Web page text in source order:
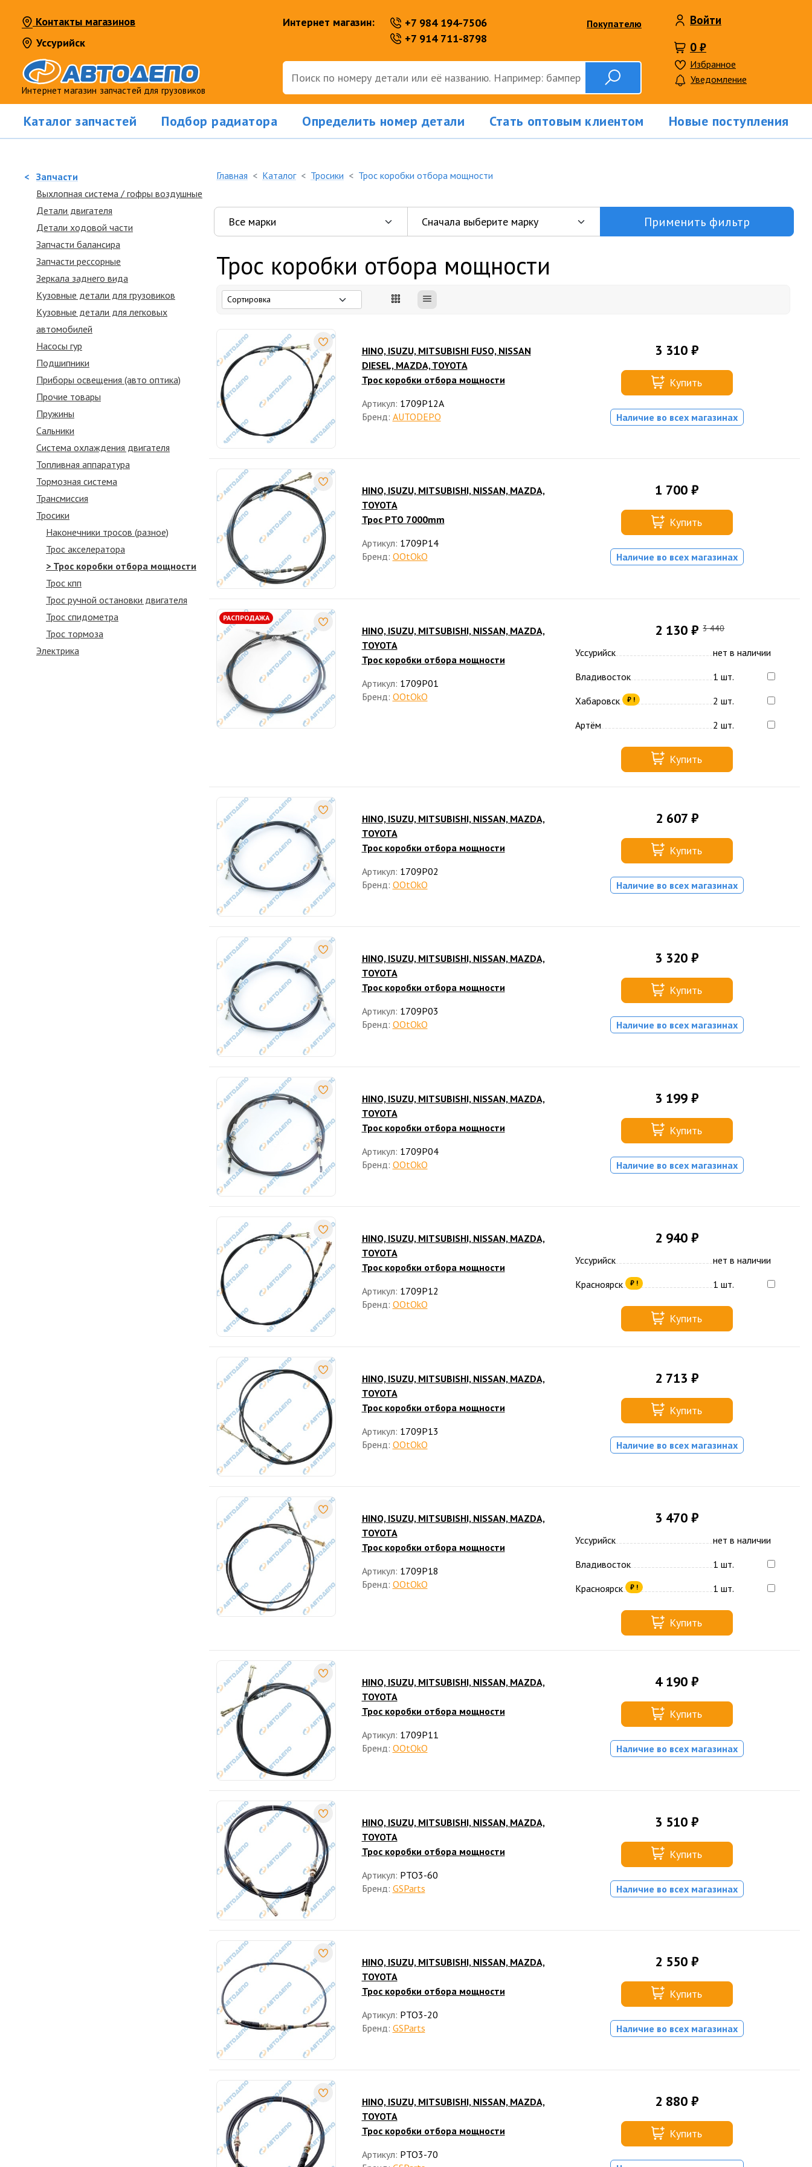
Контакты магазинов
Уссурийск
Интернет магазин запчастей для грузовиков
Интернет магазин:
+7 984 194-7506
+7 914 711-8798
Покупателю
Войти
0 ₽
Избранное
Уведомление
Каталог запчастей Подбор радиатора Определить номер детали Стать оптовым клиентом Новые поступления
< Запчасти
Выхлопная система / гофры воздушные
Детали двигателя
Детали ходовой части
Запчасти балансира
Запчасти рессорные
Зеркалa заднего вида
Кузовные детали для грузовиков
Кузовные детали для легковых
автомобилей
Насосы гур
Подшипники
Приборы освещения (авто оптика)
Прочие товары
Пружины
Сальники
Система охлаждения двигателя
Топливная аппаратура
Тормозная система
Трансмиссия
Тросики
Наконечники тросов (разное)
Трос акселератора
> Трос коробки отбора мощности
Трос кпп
Трос ручной остановки двигателя
Трос спидометра
Трос тормоза
Электрика
Главная Каталог Тросики Трос коробки отбора мощности
Применить фильтр
Трос коробки отбора мощности
HINO, ISUZU, MITSUBISHI FUSO, NISSAN
DIESEL, MAZDA, TOYOTA
Трос коробки отбора мощности
Артикул: 1709P12A
Бренд: AUTODEPO
3 310 ₽
Купить
Наличие во всех магазинах
HINO, ISUZU, MITSUBISHI, NISSAN, MAZDA,
TOYOTA
Трос PTO 7000mm
Артикул: 1709P14
Бренд: OOtOkO
1 700 ₽
Купить
Наличие во всех магазинах
РАСПРОДАЖА
HINO, ISUZU, MITSUBISHI, NISSAN, MAZDA,
TOYOTA
Трос коробки отбора мощности
Артикул: 1709P01
Бренд: OOtOkO
2 130 ₽ 3 440
Уссурийск
нет в наличии
Владивосток
1 шт.
Хабаровск
₽ !
2 шт.
Артём
2 шт.
Купить
HINO, ISUZU, MITSUBISHI, NISSAN, MAZDA,
TOYOTA
Трос коробки отбора мощности
Артикул: 1709P02
Бренд: OOtOkO
2 607 ₽
Купить
Наличие во всех магазинах
HINO, ISUZU, MITSUBISHI, NISSAN, MAZDA,
TOYOTA
Трос коробки отбора мощности
Артикул: 1709P03
Бренд: OOtOkO
3 320 ₽
Купить
Наличие во всех магазинах
HINO, ISUZU, MITSUBISHI, NISSAN, MAZDA,
TOYOTA
Трос коробки отбора мощности
Артикул: 1709P04
Бренд: OOtOkO
3 199 ₽
Купить
Наличие во всех магазинах
HINO, ISUZU, MITSUBISHI, NISSAN, MAZDA,
TOYOTA
Трос коробки отбора мощности
Артикул: 1709P12
Бренд: OOtOkO
2 940 ₽
Уссурийск
нет в наличии
Красноярск
₽ ! 1 шт.
Купить
HINO, ISUZU, MITSUBISHI, NISSAN, MAZDA,
TOYOTA
Трос коробки отбора мощности
Артикул: 1709P13
Бренд: OOtOkO
2 713 ₽
Купить
Наличие во всех магазинах
HINO, ISUZU, MITSUBISHI, NISSAN, MAZDA,
TOYOTA
Трос коробки отбора мощности
Артикул: 1709P18
Бренд: OOtOkO
3 470 ₽
Уссурийск
нет в наличии
Владивосток
1 шт.
Красноярск
₽ ! 1 шт.
Купить
HINO, ISUZU, MITSUBISHI, NISSAN, MAZDA,
TOYOTA
Трос коробки отбора мощности
Артикул: 1709P11
Бренд: OOtOkO
4 190 ₽
Купить
Наличие во всех магазинах
HINO, ISUZU, MITSUBISHI, NISSAN, MAZDA,
TOYOTA
Трос коробки отбора мощности
Артикул: PTO3-60
Бренд: GSParts
3 510 ₽
Купить
Наличие во всех магазинах
HINO, ISUZU, MITSUBISHI, NISSAN, MAZDA,
TOYOTA
Трос коробки отбора мощности
Артикул: PTO3-20
Бренд: GSParts
2 550 ₽
Купить
Наличие во всех магазинах
HINO, ISUZU, MITSUBISHI, NISSAN, MAZDA,
TOYOTA
Трос коробки отбора мощности
Артикул: PTO3-70
2 880 ₽
Купить